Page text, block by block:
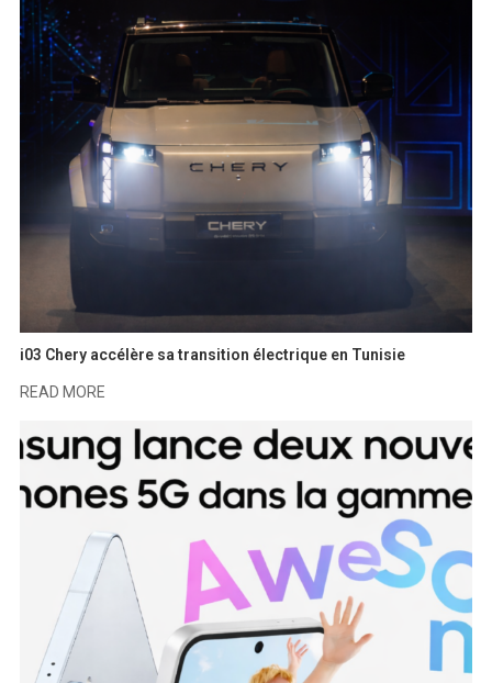
i03 Chery accélère sa transition électrique en Tunisie
READ MORE